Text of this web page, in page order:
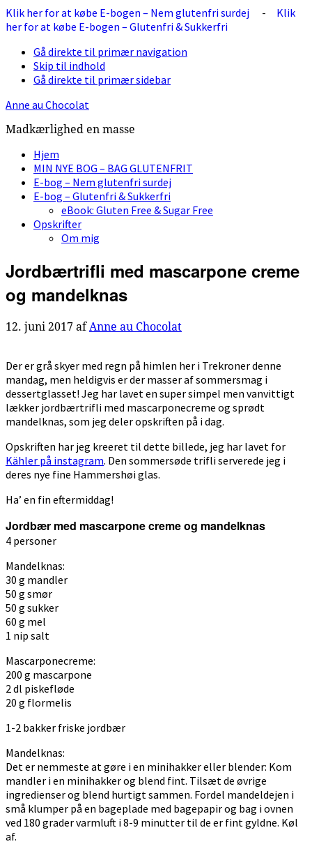
Klik her for at købe E-bogen – Nem glutenfri surdej - Klik
her for at købe E-bogen – Glutenfri & Sukkerfri
Gå direkte til primær navigation
Skip til indhold
Gå direkte til primær sidebar
Anne au Chocolat
Madkærlighed en masse
Hjem
MIN NYE BOG – BAG GLUTENFRIT
E-bog – Nem glutenfri surdej
E-bog – Glutenfri & Sukkerfri
eBook: Gluten Free & Sugar Free
Opskrifter
Om mig
Jordbærtrifli med mascarpone creme
og mandelknas
12. juni 2017 afAnne au Chocolat
Der er grå skyer med regn på himlen her i Trekroner denne
mandag, men heldigvis er der masser af sommersmag i
dessertglasset! Jeg har lavet en super simpel men vanvittigt
lækker jordbærtrifli med mascarponecreme og sprødt
mandelknas, som jeg deler opskriften på i dag.
Opskriften har jeg kreeret til dette billede, jeg har lavet for
Kähler på instagram. Den sommersøde trifli serverede jeg i
deres nye fine Hammershøi glas.
Ha’ en fin eftermiddag!
Jordbær med mascarpone creme og mandelknas
4 personer
Mandelknas:
30 g mandler
50 g smør
50 g sukker
60 g mel
1 nip salt
Mascarponecreme:
200 g mascarpone
2 dl piskefløde
20 g flormelis
1-2 bakker friske jordbær
Mandelknas:
Det er nemmeste at gøre i en minihakker eller blender: Kom
mandler i en minihakker og blend fint. Tilsæt de øvrige
ingredienser og blend hurtigt sammen. Fordel mandeldejen i
små klumper på en bageplade med bagepapir og bag i ovnen
ved 180 grader varmluft i 8-9 minutter til de er fint gyldne. Køl
af.